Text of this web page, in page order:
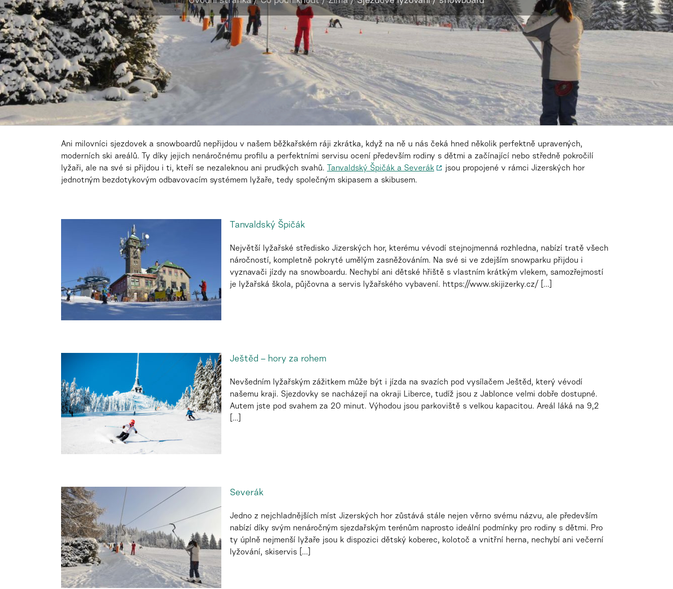
Ani milovníci sjezdovek a snowboardů nepřijdou v našem běžkařském ráji zkrátka, když na ně u nás čeká hned několik perfektně upravených,
moderních ski areálů. Ty díky jejich nenáročnému profilu a perfektními servisu ocení především rodiny s dětmi a začínající nebo středně pokročilí
lyžaři, ale na své si přijdou i ti, kteří se nezaleknou ani prudkých svahů.
Tanvaldský Špičák a Severák
jsou propojené v rámci Jizerských hor
jednotným bezdotykovým odbavovacím systémem lyžaře, tedy společným skipasem a skibusem.
Tanvaldský Špičák
Největší lyžařské středisko Jizerských hor, kterému vévodí stejnojmenná rozhledna, nabízí tratě všech
náročností, kompletně pokryté umělým zasněžováním. Na své si ve zdejším snowparku přijdou i
vyznavači jízdy na snowboardu. Nechybí ani dětské hřiště s vlastním krátkým vlekem, samozřejmostí
je lyžařská škola, půjčovna a servis lyžařského vybavení. https://www.skijizerky.cz/ [...]
Ještěd – hory za rohem
Nevšedním lyžařským zážitkem může být i jízda na svazích pod vysílačem Ještěd, který vévodí
našemu kraji. Sjezdovky se nacházejí na okraji Liberce, tudíž jsou z Jablonce velmi dobře dostupné.
Autem jste pod svahem za 20 minut. Výhodou jsou parkoviště s velkou kapacitou. Areál láká na 9,2
[...]
Severák
Jedno z nejchladnějších míst Jizerských hor zůstává stále nejen věrno svému názvu, ale především
nabízí díky svým nenáročným sjezdařským terénům naprosto ideální podmínky pro rodiny s dětmi. Pro
ty úplně nejmenší lyžaře jsou k dispozici dětský koberec, kolotoč a vnitřní herna, nechybí ani večerní
lyžování, skiservis [...]